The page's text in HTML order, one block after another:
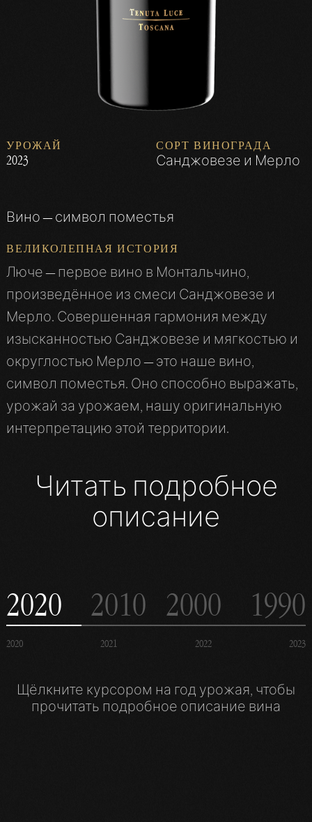
УРОЖАЙ
2023
СОРТ ВИНОГРАДА
Санджовезе и Мерло
Вино — символ поместья
ВЕЛИКОЛЕПНАЯ ИСТОРИЯ
Люче — первое вино в Монтальчино,
произведённое из смеси Санджовезе и
Мерло. Совершенная гармония между
изысканностью Санджовезе и мягкостью и
округлостью Мерло — это наше вино,
символ поместья. Оно способно выражать,
урожай за урожаем, нашу оригинальную
интерпретацию этой территории.
Читать подробное
описание
2020 2010 2000 1990
2020 2021 2022 2023
Щёлкните курсором на год урожая, чтобы
прочитать подробное описание вина